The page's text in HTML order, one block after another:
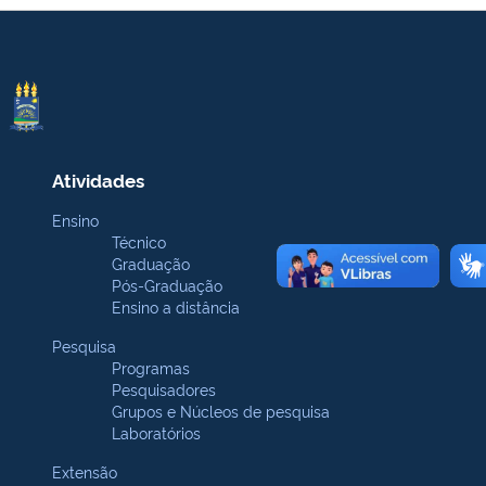
Atividades
Ensino
Técnico
Graduação
Pós-Graduação
Ensino a distância
Pesquisa
Programas
Pesquisadores
Grupos e Núcleos de pesquisa
Laboratórios
Extensão